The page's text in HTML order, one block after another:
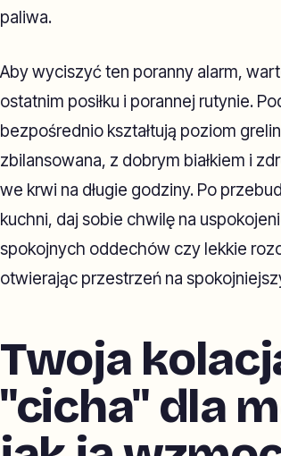
paliwa.
Aby wyciszyć ten poranny alarm,
ostatnim posiłku i porannej rutynie.
bezpośrednio kształtują poziom
zbilansowana, z dobrym białkiem i
we krwi na długie godziny. Po
kuchni, daj sobie chwilę na
spokojnych oddechów czy lekkie
otwierając przestrzeń na
Twoja
"cicha" dla